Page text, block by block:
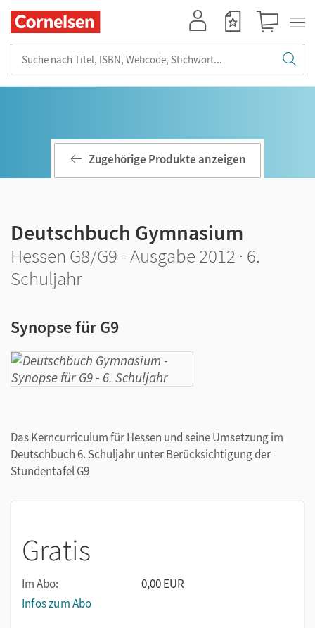
Zugehörige Produkte anzeigen
Deutschbuch Gymnasium
Hessen G8/G9 - Ausgabe 2012 · 6.
Schuljahr
Synopse für G9
Das Kerncurriculum für Hessen und seine Umsetzung im
Deutschbuch 6. Schuljahr unter Berücksichtigung der
Stundentafel G9
Gratis
Im Abo:
0,00 EUR
Infos zum Abo